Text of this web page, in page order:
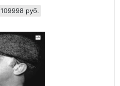
109998 руб.